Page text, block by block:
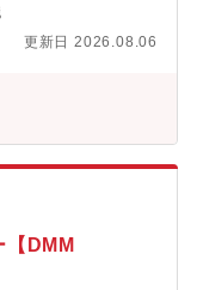
トリアルエンジニ
用ガスセンサおよび
囲気】製造現場の近
施設や保育所な
人の方から企業や
、ルート営業(不動産
す。・請負契約：契
関係の調査、事業収
任(長期安定経営に向
後はリーダーや支店
建築事業本部【同
がる適切なご提案
く、設計など社内
ーとしてプロジェ
更新日 2026.08.06
DMM